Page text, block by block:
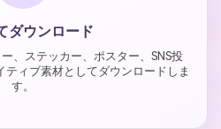
ダウンロード
、ステッカー、ポスター、SNS投
ィブ素材としてダウンロードしま
す。